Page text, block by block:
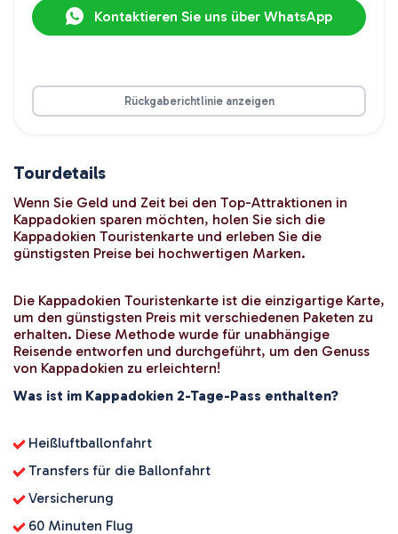
Kontaktieren Sie uns über WhatsApp
Rückgaberichtlinie anzeigen
Tourdetails
Wenn Sie Geld und Zeit bei den Top-Attraktionen in
Kappadokien sparen möchten, holen Sie sich die
Kappadokien Touristenkarte und erleben Sie die
günstigsten Preise bei hochwertigen Marken.
Die Kappadokien Touristenkarte ist die einzigartige Karte,
um den günstigsten Preis mit verschiedenen Paketen zu
erhalten. Diese Methode wurde für unabhängige
Reisende entworfen und durchgeführt, um den Genuss
von Kappadokien zu erleichtern!
Was ist im Kappadokien 2-Tage-Pass enthalten?
Heißluftballonfahrt
Transfers für die Ballonfahrt
Versicherung
60 Minuten Flug